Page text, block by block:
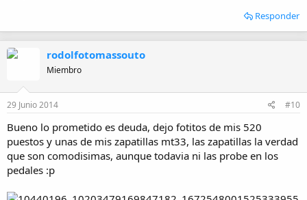
Responder
rodolfotomassouto
Miembro
29 Junio 2014 #10
Bueno lo prometido es deuda, dejo fotitos de mis 520
puestos y unas de mis zapatillas mt33, las zapatillas la verdad
que son comodisimas, aunque todavia ni las probe en los
pedales :p